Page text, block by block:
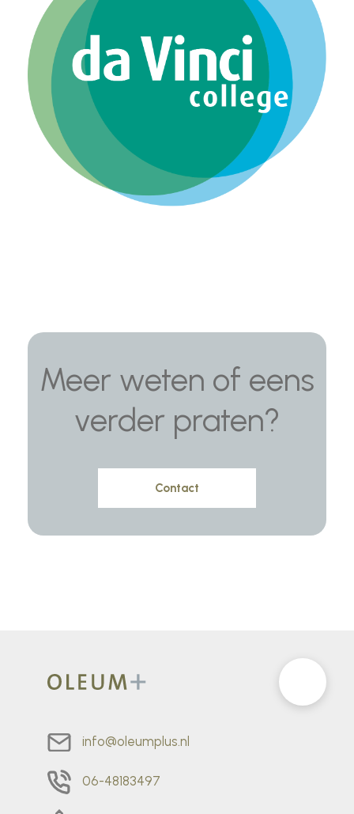
Meer weten of eens
verder praten?
info@oleumplus.nl
06-48183497